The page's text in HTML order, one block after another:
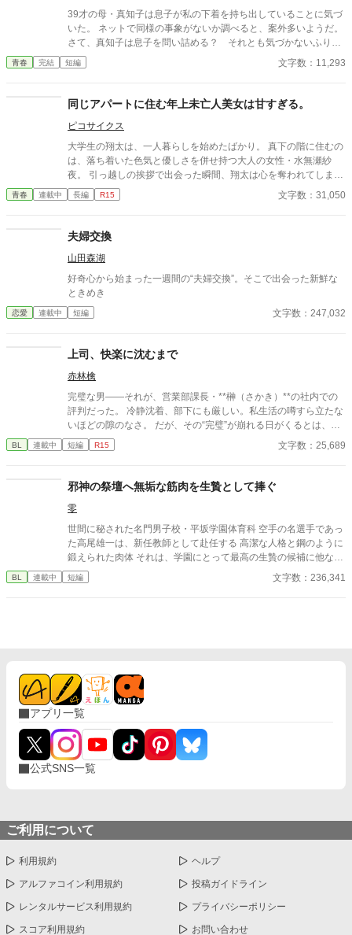
39才の母・真知子は息子が私の下着を持ち出していることに気づ
いた。 ネットで同様の事象がないか調べると、案外多いようだ。
さて、真知子は息子を問い詰める？ それとも気づかないふりを
青春 完結 短編 文字数：11,293
同じアパートに住む年上未亡人美女は甘すぎる。
ピコサイクス
大学生の翔太は、一人暮らしを始めたばかり。 真下の階に住むの
は、落ち着いた色気と優しさを併せ持つ大人の女性・水無瀬紗
夜。 引っ越しの挨拶で出会った瞬間、翔太は心を奪われてしま
う。 偶然にもアルバイト先のスーパーで再会した彼女は、翔太を
すぐに採用し、温かく仕事を教えてくれる存在だった。 ある日の
紗夜の部屋でご飯をご馳走になるほど親密に。 優しくて穏やかで
――その色気に触れるたび、翔太の心は揺れていく。 大人の女性
と大学生、甘くちょっぴり刺激的な同居生活（？）がはじまる。
青春 連載中 長編 R15 文字数：31,050
夫婦交換
山田森湖
好奇心から始まった一週間の“夫婦交換”。そこで出会った新鮮な
ときめき
恋愛 連載中 短編 文字数：247,032
上司、快楽に沈むまで
赤林檎
完璧な男――それが、営業部課長・**榊（さかき）**の社内での
評判だった。 冷静沈着、部下にも厳しい。私生活の噂すら立たな
いほどの隙のなさ。 だが、その“完璧”が崩れる日がくるとは、誰
も想像していなかった。 入社三年目の篠原は、榊の直属の部下。
真面目だが強気で、どこか挑発的な笑みを浮かべる青年。 ある
原は上司に向かって、いつもの穏やかな口調を崩した。「……そ
んな顔、部下には見せないんですね」 疲労で僅かに緩んだ榊の表
情。 その弱さを見逃さず、篠原はデスク越しに距離を詰める。
「強がらなくていいですよ。俺の前では、もう」 指先が榊のネク
タイを掴む。 引き寄せられた瞬間、榊の理性は音を立てて崩れ
た。 拒むことも、許すこともできないまま、 彼は“部下”の手によ
びに、自分の知らなかった感情と快楽を知る。それは、上司とし
立場も理性も、すべてが絡み合うオフィスの夜。 秘密の扉を開け
た榊は、もう戻れない。 快楽に溺れるその瞬間まで、彼を待つの
は破滅か、それとも救いか。 ――これは、ひとりの上司が“愛”と
BL 連載中 短編 R15 文字数：25,689
邪神の祭壇へ無垢な筋肉を生贄として捧ぐ
零
世間に秘された名門男子校・平坂学園体育科 空手の名選手であっ
た高尾雄一は、新任教師として赴任する 高潔な人格と鋼のように
鍛えられた肉体 それは、学園にとって最高の生贄の候補に他なら
なかった 至高の筋肉を持つ、精神を削られ意志をなくした青年を
太古の神に捧げるため、“水”、“風”、“土”の信奉者達が暗躍する 意
BL 連載中 短編 文字数：236,341
アプリ一覧
公式SNS一覧
ご利用について
利用規約 ヘルプ
アルファコイン利用規約 投稿ガイドライン
レンタルサービス利用規約 プライバシーポリシー
スコア利用規約 お問い合わせ